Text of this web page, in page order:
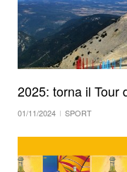
2025: torna il Tour
01/11/2024 SPORT